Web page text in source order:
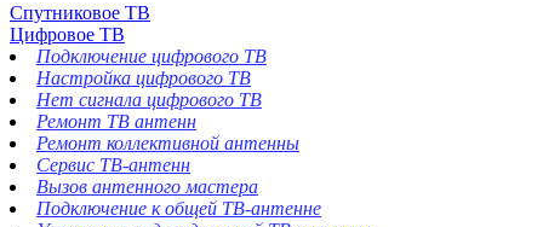
Спутниковое ТВ
Цифровое ТВ
Подключение цифрового ТВ
Настройка цифрового ТВ
Нет сигнала цифрового ТВ
Ремонт ТВ антенн
Ремонт коллективной антенны
Сервис ТВ-антенн
Вызов антенного мастера
Подключение к общей ТВ-антенне